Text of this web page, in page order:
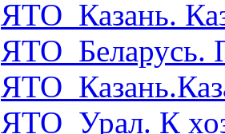
ЯТО_Казань.
ЯТО_Беларусь.
ЯТО_Урал. К